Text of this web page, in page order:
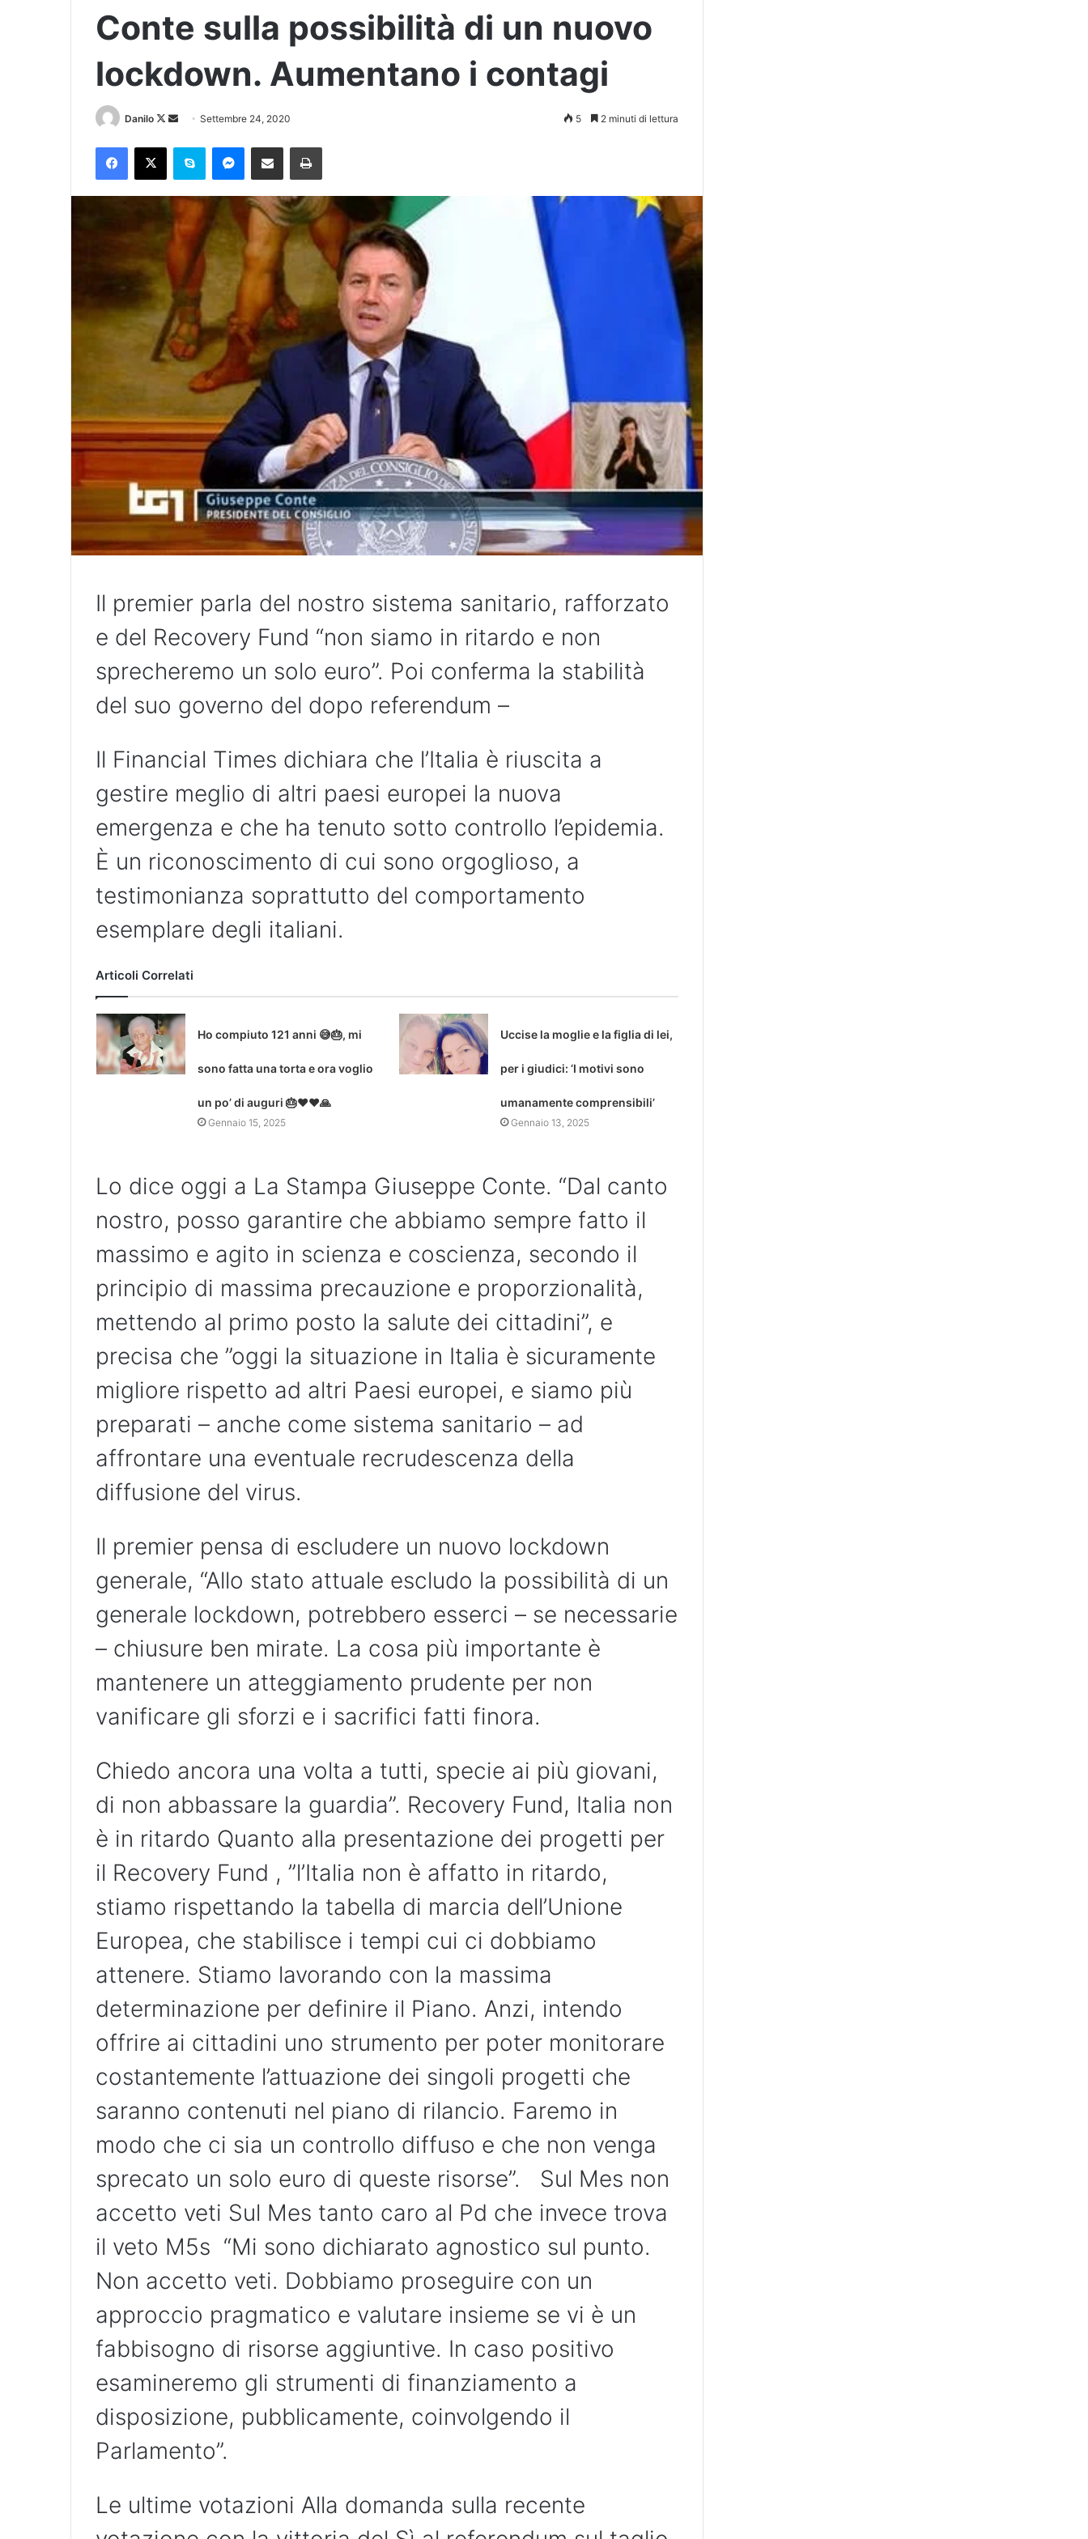
Conte sulla possibilità di un nuovo
lockdown. Aumentano i contagi
Danilo Settembre 24, 2020 5 2 minuti di lettura
Il premier parla del nostro sistema sanitario, rafforzato
e del Recovery Fund “non siamo in ritardo e non
sprecheremo un solo euro”. Poi conferma la stabilità
del suo governo del dopo referendum –
Il Financial Times dichiara che l’Italia è riuscita a
gestire meglio di altri paesi europei la nuova
emergenza e che ha tenuto sotto controllo l’epidemia.
È un riconoscimento di cui sono orgoglioso, a
testimonianza soprattutto del comportamento
esemplare degli italiani.
Articoli Correlati
Ho compiuto 121 anni 😅🎂, mi
sono fatta una torta e ora voglio
un po’ di auguri 🎂❤❤🙏
Gennaio 15, 2025
Uccise la moglie e la figlia di lei,
per i giudici: ‘I motivi sono
umanamente comprensibili’
Gennaio 13, 2025
Lo dice oggi a La Stampa Giuseppe Conte. “Dal canto
nostro, posso garantire che abbiamo sempre fatto il
massimo e agito in scienza e coscienza, secondo il
principio di massima precauzione e proporzionalità,
mettendo al primo posto la salute dei cittadini”, e
precisa che ”oggi la situazione in Italia è sicuramente
migliore rispetto ad altri Paesi europei, e siamo più
preparati – anche come sistema sanitario – ad
affrontare una eventuale recrudescenza della
diffusione del virus.
Il premier pensa di escludere un nuovo lockdown
generale, “Allo stato attuale escludo la possibilità di un
generale lockdown, potrebbero esserci – se necessarie
– chiusure ben mirate. La cosa più importante è
mantenere un atteggiamento prudente per non
vanificare gli sforzi e i sacrifici fatti finora.
Chiedo ancora una volta a tutti, specie ai più giovani,
di non abbassare la guardia”. Recovery Fund, Italia non
è in ritardo Quanto alla presentazione dei progetti per
il Recovery Fund , ”l’Italia non è affatto in ritardo,
stiamo rispettando la tabella di marcia dell’Unione
Europea, che stabilisce i tempi cui ci dobbiamo
attenere. Stiamo lavorando con la massima
determinazione per definire il Piano. Anzi, intendo
offrire ai cittadini uno strumento per poter monitorare
costantemente l’attuazione dei singoli progetti che
saranno contenuti nel piano di rilancio. Faremo in
modo che ci sia un controllo diffuso e che non venga
sprecato un solo euro di queste risorse”. Sul Mes non
accetto veti Sul Mes tanto caro al Pd che invece trova
il veto M5s “Mi sono dichiarato agnostico sul punto.
Non accetto veti. Dobbiamo proseguire con un
approccio pragmatico e valutare insieme se vi è un
fabbisogno di risorse aggiuntive. In caso positivo
esamineremo gli strumenti di finanziamento a
disposizione, pubblicamente, coinvolgendo il
Parlamento”.
Le ultime votazioni Alla domanda sulla recente